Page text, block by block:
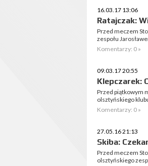
16.03.17 13:06
Ratajczak:
Przed meczem
zespołu
Komentarzy: 0 »
09.03.17 20:55
Klepczarek:
Przed piątkowym
olsztyńskiego
Komentarzy: 0 »
27.05.16 21:13
Skiba:
Przed meczem
olsztyńskiego